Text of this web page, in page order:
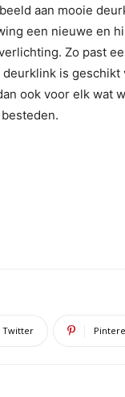
aan mooie
een nieuwe en
Zo past
is
ook voor elk wat
Twitter